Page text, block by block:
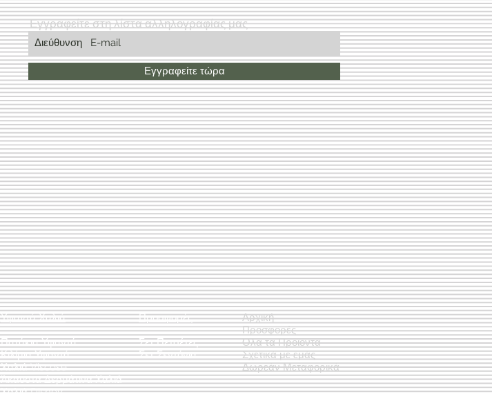
Εγγραφείτε στη λίστα αλληλογραφίας μας
Εγγραφείτε τώρα
Προσφορές
Σετ Πετσέτες
Σετ Σεντόνια
Αρχική
Προσφορές
Όλα τα Προϊόντα
Σχετικά με εμάς
Δωρεάν Μεταφορικά
Υφαντά Χαλιά
Πατάκια Υφαντά
Κιλίμια Υφαντά
Χαλιά Viscose
Άκαυστα Δερμάτινα Χαλιά